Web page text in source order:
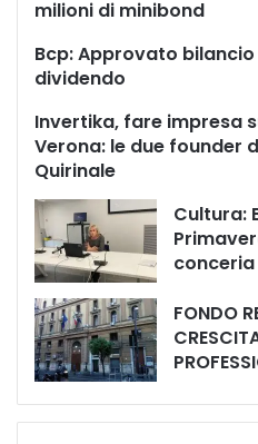
milioni di minibond
Bcp: Approvato
dividendo
Invertika, fare impresa
Verona: le due founder
Quirinale
Cultura:
conceria
FONDO